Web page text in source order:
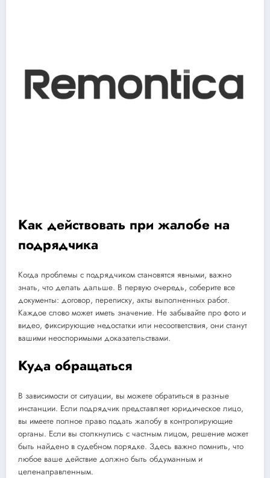
Как действовать при жалобе на
подрядчика
Когда проблемы с подрядчиком становятся явными, важно
знать, что делать дальше. В первую очередь, соберите все
документы: договор, переписку, акты выполненных работ.
Каждое слово может иметь значение. Не забывайте про фото и
видео, фиксирующие недостатки или несоответствия, они станут
вашими неоспоримыми доказательствами.
Куда обращаться
В зависимости от ситуации, вы можете обратиться в разные
инстанции. Если подрядчик представляет юридическое лицо,
вы имеете полное право подать жалобу в контролирующие
органы. Если вы столкнулись с частным лицом, решение может
быть найдено в судебном порядке. Здесь важно помнить, что
любое ваше действие должно быть обдуманным и
целенаправленным.